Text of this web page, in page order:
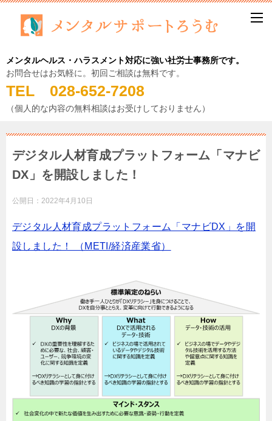
メンタルヘルス・ハラスメント対応に強い社労士事務所です。
お問合せはお気軽に。初回ご相談は無料です。
TEL 028-652-7208
（個人的な内容の無料相談はお受けしておりません）
デジタル人材育成プラットフォーム「マナビ
DX」を開設しました！
公開日： 2022年4月10日
デジタル人材育成プラットフォーム「マナビDX」を開
設しました！ （METI/経済産業省）